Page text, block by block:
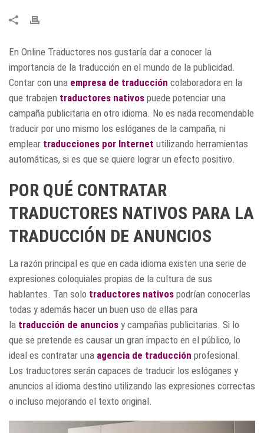
En Online Traductores nos gustaría dar a conocer la
importancia de la traducción en el mundo de la publicidad.
Contar con una empresa de traducción colaboradora en la
que trabajen traductores nativos puede potenciar una
campaña publicitaria en otro idioma. No es nada recomendable
traducir por uno mismo los eslóganes de la campaña, ni
emplear traducciones por Internet utilizando herramientas
automáticas, si es que se quiere lograr un efecto positivo.
POR QUÉ CONTRATAR
TRADUCTORES NATIVOS PARA LA
TRADUCCIÓN DE ANUNCIOS
La razón principal es que en cada idioma existen una serie de
expresiones coloquiales propias de la cultura de sus
hablantes. Tan solo traductores nativos podrían conocerlas
todas y además hacer un buen uso de ellas para
la traducción de anuncios y campañas publicitarias. Si lo
que se pretende es causar un gran impacto en el público, lo
ideal es contratar una agencia de traducción profesional.
Los traductores serán capaces de traducir los eslóganes y
anuncios al idioma destino utilizando las expresiones correctas
o incluso mejorando el texto original.